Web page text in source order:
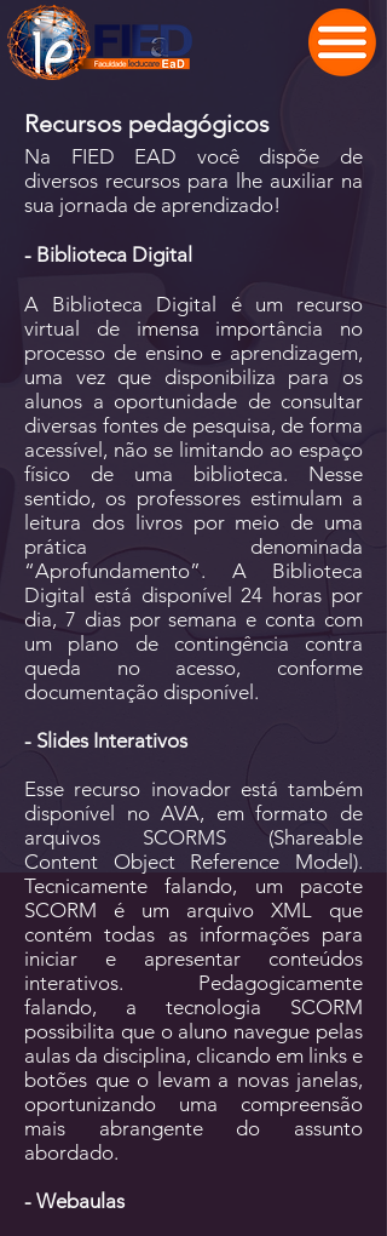
Recursos pedagógicos
Na FIED EAD você dispõe de
diversos recursos para lhe auxiliar na
sua jornada de aprendizado!
- Biblioteca Digital
A Biblioteca Digital é um recurso
virtual de imensa importância no
processo de ensino e aprendizagem,
uma vez que disponibiliza para os
alunos a oportunidade de consultar
diversas fontes de pesquisa, de forma
acessível, não se limitando ao espaço
físico de uma biblioteca. Nesse
sentido, os professores estimulam a
leitura dos livros por meio de uma
prática denominada
“Aprofundamento”. A Biblioteca
Digital está disponível 24 horas por
dia, 7 dias por semana e conta com
um plano de contingência contra
queda no acesso, conforme
documentação disponível.
- Slides Interativos
Esse recurso inovador está também
disponível no AVA, em formato de
arquivos SCORMS (Shareable
Content Object Reference Model).
Tecnicamente falando, um pacote
SCORM é um arquivo XML que
contém todas as informações para
iniciar e apresentar conteúdos
interativos. Pedagogicamente
falando, a tecnologia SCORM
possibilita que o aluno navegue pelas
aulas da disciplina, clicando em links e
botões que o levam a novas janelas,
oportunizando uma compreensão
mais abrangente do assunto
abordado.
- Webaulas